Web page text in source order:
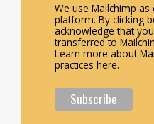
We use Mailchimp
platform. By clicking
acknowledge that
transferred to
Learn more about
practices here.